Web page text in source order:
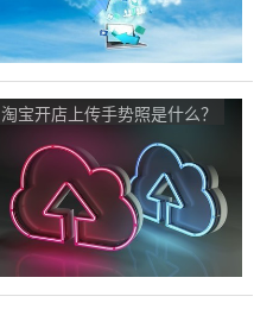
淘宝开店上传手势照是什么？